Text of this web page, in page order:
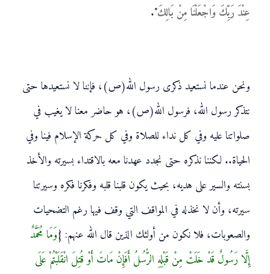
عِنْدَ رَبِّكَ وَاجْعَلْنَا مِنْ بَالِكَ".
ونحن عندما نستعيد ذكرى رسول الله(ص)، فإننا لا نستعيدها حتى
نتذكر رسول الله، فرسول الله(ص)، هو حاضر معنا لا يغيب في
صلواتنا عليه وفي كل نداء للصلاة وفي كل حركة الإسلام فينا وفي
الحياة.. لكننا نذكره حتى نجدد عهدنا معه بالاقتداء بسيرته والأخذ
بسنته والسير على هديه، بحيث يكون قلبنا قلبه وفكرنا فكره وسيرتنا
سيرته، وأن لا نخذله في المواقف التي وقف فيها رغم التضحيات
والصعوبات، فلا نكون من أولئك الذين قال الله عنهم: {وَمَا مُحَمَّدٌ
إِلَّا رَسُولٌ قَدْ خَلَتْ مِنْ قَبْلِهِ الرُّسُلُ أَفَإِنْ مَاتَ أَوْ قُتِلَ انْقَلَبْتُمْ عَلَى